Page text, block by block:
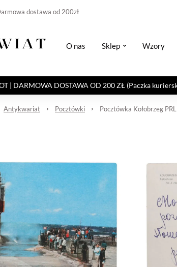
dostawa od 200zł
O nas Sklep Wzory
| DARMOWA DOSTAWA OD 200 ZŁ (Paczka
Antykwariat Pocztówki Pocztówka Kołobrzeg PRL